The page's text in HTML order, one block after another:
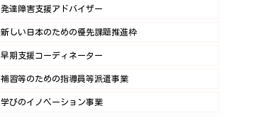
発達障害支援アドバイザー
新しい日本のための優先課題推進枠
早期支援コーディネーター
補習等のための指導員等派遣事業
学びのイノベーション事業